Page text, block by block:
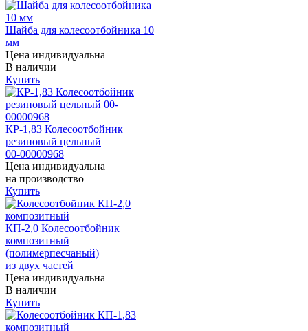
Шайба для колесоотбойника 10
мм
Цена индивидуальна
В наличии
Купить
КР-1,83 Колесоотбойник
резиновый цельный
00-00000968
Цена индивидуальна
на производство
Купить
КП-2,0 Колесоотбойник
композитный
(полимерпесчаный)
из двух частей
Цена индивидуальна
В наличии
Купить